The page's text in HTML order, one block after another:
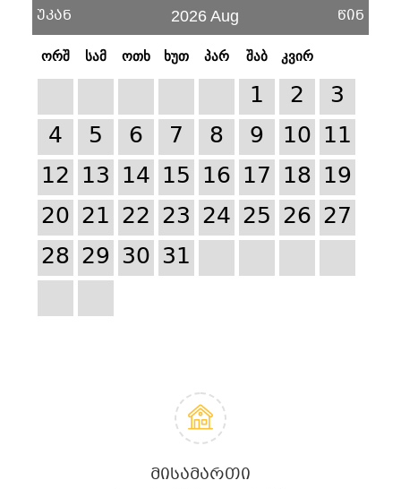
უკან 2026 Aug წინ
ორშ სამ ოთხ ხუთ პარ შაბ კვირ
1 2
3
4
5 6 7 8 9 10 11
12 13 14 15 16 17 18 19
20 21 22 23 24 25 26 27
28 29 30 31
ᲛᲘᲡᲐᲛᲐᲠᲗᲘ